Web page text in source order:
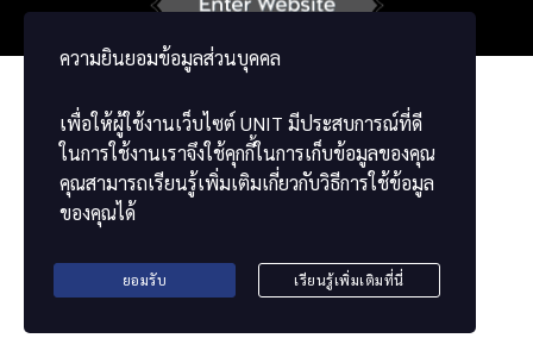
ความยินยอมข้อมูลส่วนบุคคล
เพื่อให้ผู้ใช้งานเว็บไซต์ UNIT มีประสบการณ์ที่ดี
ในการใช้งานเราจึงใช้คุกกี้ในการเก็บข้อมูลของคุณ
คุณสามารถเรียนรู้เพิ่มเติมเกี่ยวกับวิธีการใช้ข้อมูล
ของคุณได้
ยอมรับ เรียนรู้เพิ่มเติมที่นี่